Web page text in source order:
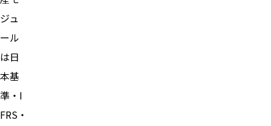
ジュ
ール
は日
本基
準・I
FRS・